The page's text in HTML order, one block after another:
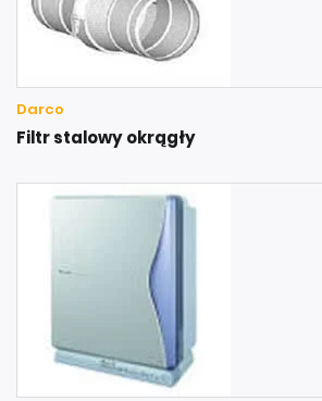
Darco
Filtr stalowy okrągły